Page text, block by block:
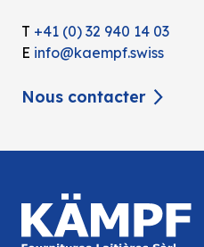
T +41 (0) 32 940 14 03
E info@kaempf.swiss
Nous contacter